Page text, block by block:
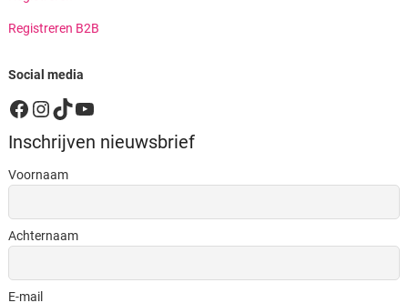
Registreren B2B
Social media
Facebook
Instagram
TikTok
YouTube
Inschrijven nieuwsbrief
Voornaam
Achternaam
E-mail